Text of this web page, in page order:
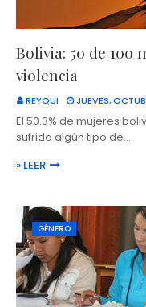
Bolivia: 50 de
violencia
REYQUI JUEVES,
El 50.3% de mujeres
sufrido algún tipo de…
» LEER
GÉNERO